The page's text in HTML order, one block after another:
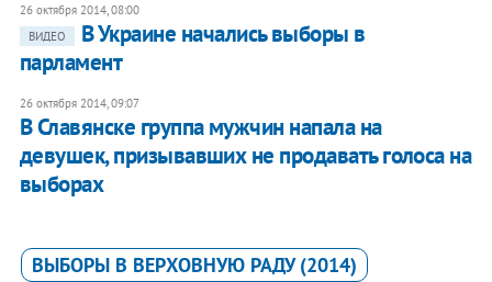
26 октября 2014, 08:00
ВИДЕО
В Украине начались выборы в
парламент
26 октября 2014, 09:07
В Славянске группа мужчин напала на
девушек, призывавших не продавать голоса на
выборах
ВЫБОРЫ В ВЕРХОВНУЮ РАДУ (2014)